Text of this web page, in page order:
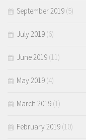
September 2019 (5)
July 2019 (6)
June 2019 (11)
May 2019 (4)
March 2019 (1)
February 2019 (10)